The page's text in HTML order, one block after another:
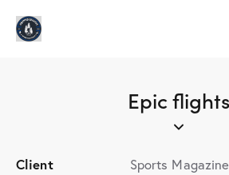
Epic flights
Client Sports Magazine